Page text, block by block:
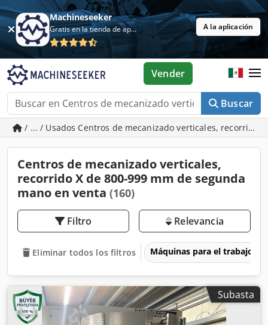
Machineseeker
Gratis en la tienda de aplicaciones A la aplicación
Buscar
Vender
/ ... / Usados Centros de mecanizado verticales, recorrido
Centros de mecanizado verticales,
recorrido X de 800-999 mm de segunda
mano en venta (160)
Filtro Relevancia
Eliminar todos los filtros Máquinas para el trabajo
Subasta